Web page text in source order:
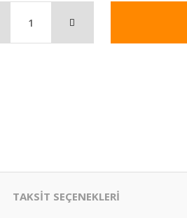
TAKSİT SEÇENEKLERİ